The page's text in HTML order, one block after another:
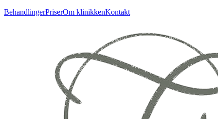
BehandlingerPriserOm klinikkenKontakt